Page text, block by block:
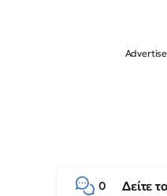
0 Δείτε